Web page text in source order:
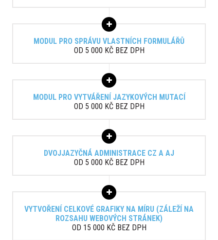
MODUL PRO SPRÁVU VLASTNÍCH FORMULÁŘŮ
OD 5 000 KČ BEZ DPH
MODUL PRO VYTVÁŘENÍ JAZYKOVÝCH MUTACÍ
OD 5 000 KČ BEZ DPH
DVOJJAZYČNÁ ADMINISTRACE CZ A AJ
OD 5 000 KČ BEZ DPH
VYTVOŘENÍ CELKOVÉ GRAFIKY NA MÍRU (ZÁLEŽÍ NA
ROZSAHU WEBOVÝCH STRÁNEK)
OD 15 000 KČ BEZ DPH